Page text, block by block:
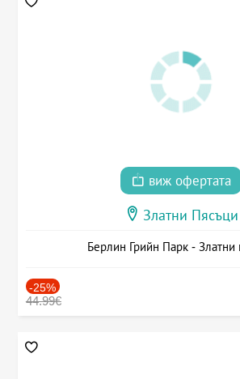
виж офертата
Златни Пясъци
Берлин Грийн Парк - Златни
-25%
44.99€